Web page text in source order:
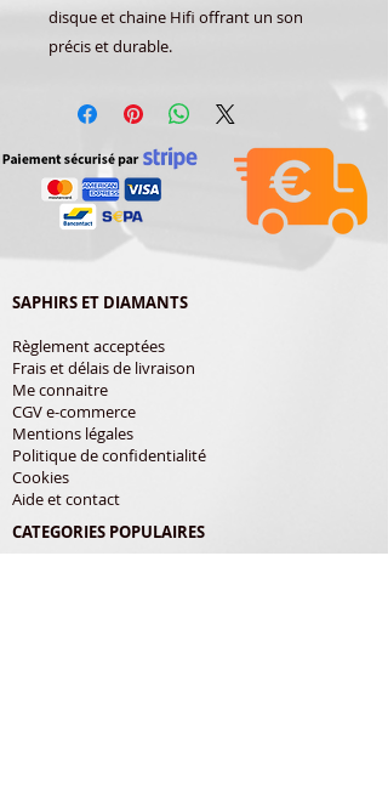
disque et chaine Hifi offrant un son
précis et durable.
SAPHIRS ET DIAMANTS
Règlement acceptées
Frais et délais de livraison
Me connaitre
CGV e-commerce
Mentions légales
Politique de confidentialité
Cookies
Aide et contact
CATEGORIES POPULAIRES